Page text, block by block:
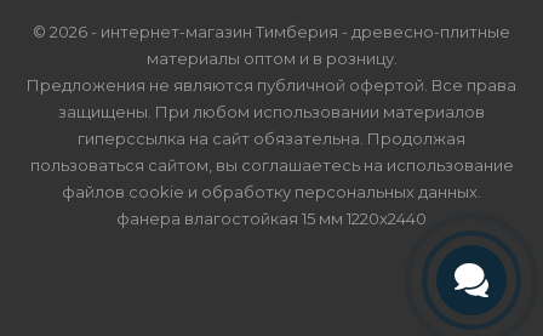
© 2026 - интернет-магазин Тимберия - древесно-плитные
материалы оптом и в розницу.
Предложения не являются публичной офертой. Все права
защищены. При любом использовании материалов
гиперссылка на сайт обязательна. Продолжая
пользоваться сайтом, вы соглашаетесь на использование
файлов cookie и обработку персональных данных
фанера влагостойкая 15 мм 1220х2440